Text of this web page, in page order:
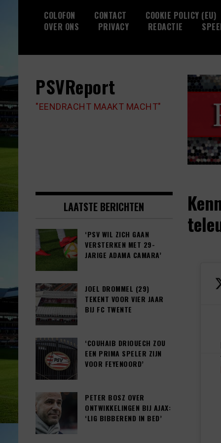
COLOFON CONTACT COOKIE POLICY (EU)
OVER ONS
PRIVACY REDACTIE
PSVReport
"EENDRACHT MAAKT MACHT"
LAATSTE BERICHTEN
‘PSV WIL ZICH GAAN
VERSTERKEN MET 29-
JARIGE ADAMA CAMARA’
JOEL DROMMEL (29)
TEKENT VOOR VIER JAAR
BIJ FC TWENTE
‘COUHAIB DRIOUECH ZOU
EEN PRIMA SPELER ZIJN
VOOR FEYENOORD’
PETER BOSZ OVER
ONTWIKKELINGEN BIJ AJAX:
‘LIG BIBBEREND IN BED’